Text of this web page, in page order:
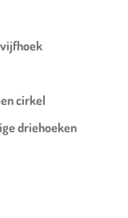
cirkel
driehoeken